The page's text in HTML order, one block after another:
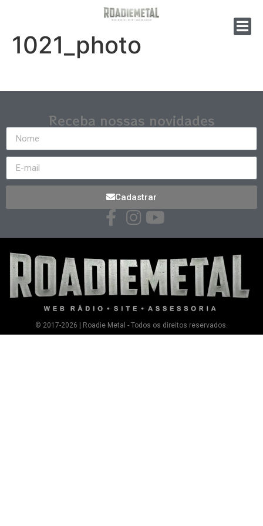
1021_photo
Receba nossas novidades
Cadastrar
© 2017-2026 | Roadie Metal - Todos os direitos reservados.